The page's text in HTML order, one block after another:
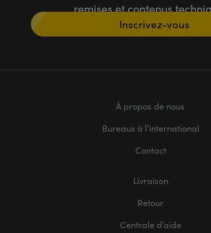
remises et contenus
Inscrivez-vous
À propos de nous
Bureaux à l’international
Contact
Livraison
Retour
Centrale d’aide